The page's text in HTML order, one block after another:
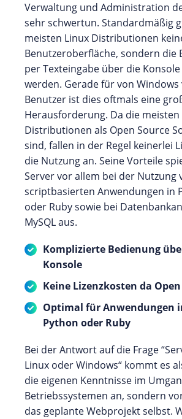
Verwaltung und Administration
sehr schwertun. Standardmäßig
meisten Linux Distributionen
Benutzeroberfläche, sondern die
per Texteingabe über die
werden. Gerade für von
Benutzer ist dies oftmals eine
Herausforderung. Da die meisten
Distributionen als Open Source
sind, fallen in der Regel keinerlei
die Nutzung an. Seine Vorteile
Server vor allem bei der Nutzung
scriptbasierten Anwendungen in
oder Ruby sowie bei
MySQL aus.
Komplizierte Bedienung
Konsole
Keine Lizenzkosten da
Optimal für Anwendungen
Python oder Ruby
Bei der Antwort auf die Frage
Linux oder Windows“ kommt es
die eigenen Kenntnisse im
Betriebssystemen an, sondern
das geplante Webprojekt selbst.